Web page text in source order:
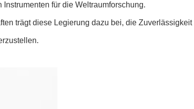
für die Weltraumforschung.
trägt diese Legierung dazu bei, die